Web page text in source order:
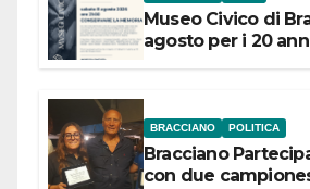
Museo Civico di
agosto per i 20
BRACCIANO POLITICA
Bracciano
con due